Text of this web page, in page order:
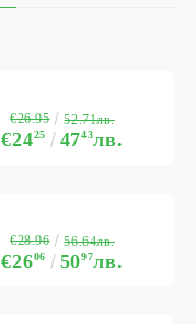
€2425 4743лв.
€26.95 52.71лв.
€2606 5097лв.
€28.96 56.64лв.